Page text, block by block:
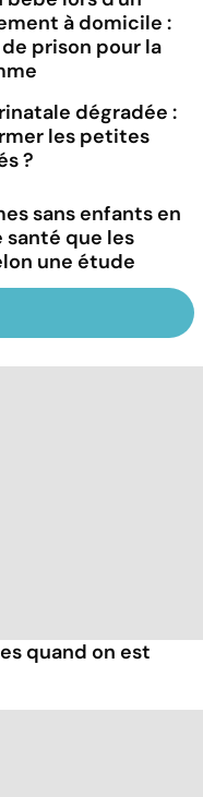
à domicile :
prison pour la
dégradée :
les petites
?
sans enfants en
santé que les
une étude
quand on est